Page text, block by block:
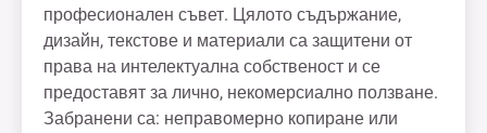
професионален съвет. Цялото съдържание,
дизайн, текстове и материали са защитени от
права на интелектуална собственост и се
предоставят за лично, некомерсиално ползване.
Забранени са: неправомерно копиране или